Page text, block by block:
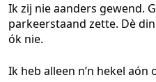
Ik zij nie aanders gewend.
parkeerstaand zette. Dè
ók nie.
Ik heb alleen n’n hekel aón